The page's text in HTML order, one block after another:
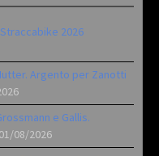
2026
Argento per Zanotti
e Gallis.
01/08/2026